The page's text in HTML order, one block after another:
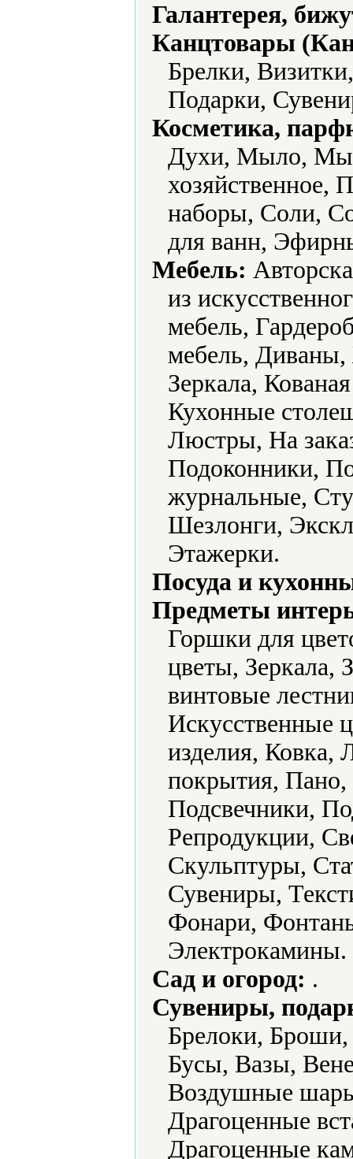
Галантерея,
Канцтовары
Брелки,
Подарки,
Косметика,
Духи, Мыло,
наборы, Соли,
для ванн,
Мебель:
из
мебель,
мебель,
Зеркала,
Кухонные
Люстры, На
Подоконники,
журнальные,
Шезлонги,
Этажерки.
Посуда и
Предметы
Горшки для
цветы, Зеркала,
винтовые
Искусственные
изделия,
покрытия,
Подсвечники,
Репродукции,
Скульптуры,
Сувениры,
Фонари,
Электрокамины.
Сад и огород: .
Сувениры,
Брелоки, Броши,
Бусы, Вазы,
Воздушные
Драгоценные
Драгоценные